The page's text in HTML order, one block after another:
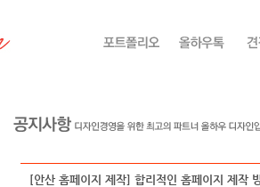
[안산 홈페이지 제작] 합리적인 홈페이지 제작